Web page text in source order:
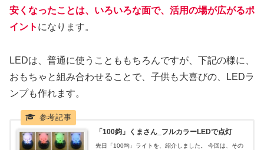
安くなったことは、いろいろな面で、活用の場が広がるポ
イント になります。
LEDは、普通に使うことももちろんですが、下記の様に、
おもちゃと組み合わせることで、子供も大喜びの、LEDラ
ンプも作れます。
「100鈞」くまさん_フルカラーLEDで点灯
先日「100均」ライトを、紹介しました。 今回は、その